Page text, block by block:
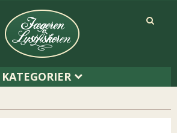
KATEGORIER